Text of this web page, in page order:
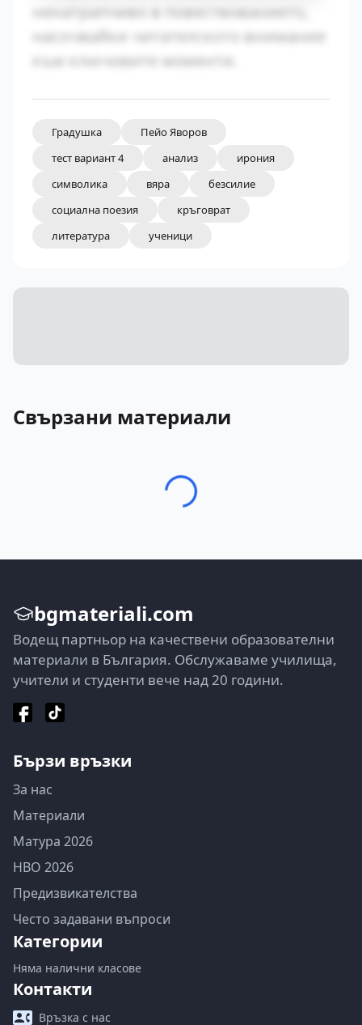
ненатрапчиво в повествованието,
насочвайки читателското внимание
към ключовите моменти.
Градушка
Пейо Яворов
тест вариант 4
анализ
ирония
символика
вяра
безсилие
социална поезия
кръговрат
литература
ученици
Свързани материали
bgmateriali.com
Водещ партньор на качествени образователни
материали в България. Обслужаваме училища,
учители и студенти вече над 20 години.
Бързи връзки
За нас
Материали
Матура 2026
НВО 2026
Предизвикателства
Често задавани въпроси
Категории
Няма налични класове
Контакти
Връзка с нас